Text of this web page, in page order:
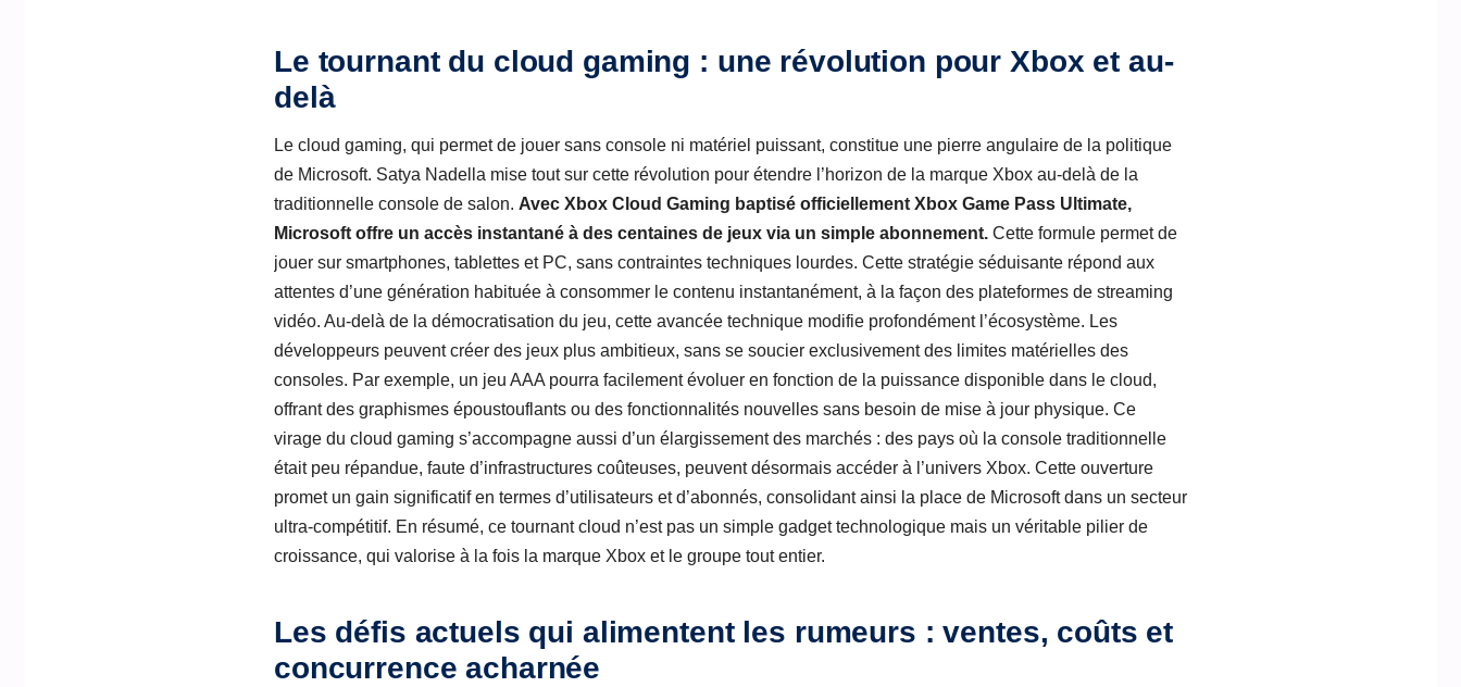
Le tournant du cloud gaming : une révolution pour Xbox et au-
delà
Le cloud gaming, qui permet de jouer sans console ni matériel puissant, constitue une pierre angulaire de la politique
de Microsoft. Satya Nadella mise tout sur cette révolution pour étendre l’horizon de la marque Xbox au-delà de la
traditionnelle console de salon. Avec Xbox Cloud Gaming baptisé officiellement Xbox Game Pass Ultimate,
Microsoft offre un accès instantané à des centaines de jeux via un simple abonnement. Cette formule permet de
jouer sur smartphones, tablettes et PC, sans contraintes techniques lourdes. Cette stratégie séduisante répond aux
attentes d’une génération habituée à consommer le contenu instantanément, à la façon des plateformes de streaming
vidéo. Au-delà de la démocratisation du jeu, cette avancée technique modifie profondément l’écosystème. Les
développeurs peuvent créer des jeux plus ambitieux, sans se soucier exclusivement des limites matérielles des
consoles. Par exemple, un jeu AAA pourra facilement évoluer en fonction de la puissance disponible dans le cloud,
offrant des graphismes époustouflants ou des fonctionnalités nouvelles sans besoin de mise à jour physique. Ce
virage du cloud gaming s’accompagne aussi d’un élargissement des marchés : des pays où la console traditionnelle
était peu répandue, faute d’infrastructures coûteuses, peuvent désormais accéder à l’univers Xbox. Cette ouverture
promet un gain significatif en termes d’utilisateurs et d’abonnés, consolidant ainsi la place de Microsoft dans un secteur
ultra-compétitif. En résumé, ce tournant cloud n’est pas un simple gadget technologique mais un véritable pilier de
croissance, qui valorise à la fois la marque Xbox et le groupe tout entier.
Les défis actuels qui alimentent les rumeurs : ventes, coûts et
concurrence acharnée